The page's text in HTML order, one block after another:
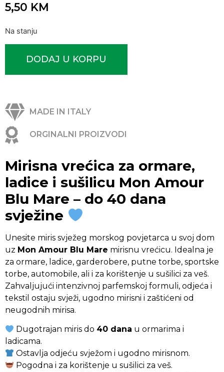
5,50 KM
Na stanju
DODAJ U KORPU
MADE IN ITALY
ORGINALNI PROIZVODI
Mirisna vrećica za ormare,
ladice i sušilicu Mon Amour
Blu Mare – do 40 dana
svježine
Unesite miris svježeg morskog povjetarca u svoj dom
uz Mon Amour Blu Mare mirisnu vrećicu. Idealna je
za ormare, ladice, garderobere, putne torbe, sportske
torbe, automobile, ali i za korištenje u sušilici za veš.
Zahvaljujući intenzivnoj parfemskoj formuli, odjeća i
tekstil ostaju svježi, ugodno mirisni i zaštićeni od
neugodnih mirisa.
Dugotrajan miris do 40 dana u ormarima i
ladicama.
Ostavlja odjeću svježom i ugodno mirisnom.
Pogodna i za korištenje u sušilici za veš.